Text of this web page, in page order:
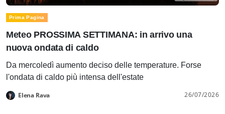
Prima Pagina
Meteo PROSSIMA SETTIMANA: in arrivo una
nuova ondata di caldo
Da mercoledì aumento deciso delle temperature. Forse
l'ondata di caldo più intensa dell'estate
Elena Rava 26/07/2026